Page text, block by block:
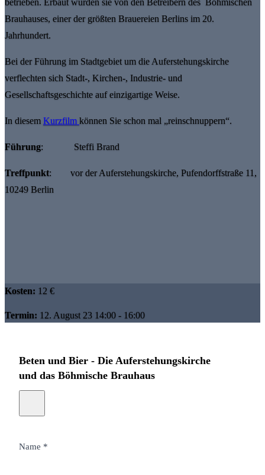
Brauhauses, einer der größten Brauereien Berlins im 20.
Jahrhundert.
Bei der Führung im Stadtgebiet um die Auferstehungskirche
verflechten sich Stadt-, Kirchen-, Industrie- und
Gesellschaftsgeschichte auf einzigartige Weise.
In diesem Kurzfilm können Sie schon mal „reinschnuppern“.
Führung: Steffi Brand
Treffpunkt: vor der Auferstehungskirche, Pufendorffstraße 11,
10249 Berlin
Kosten: 12 €
Termin: 12. August 23 14:00 - 16:00
Beten und Bier - Die Auferstehungskirche
und das Böhmische Brauhaus
Name *